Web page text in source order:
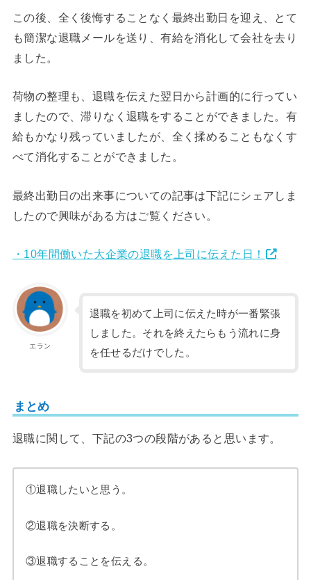
この後、全く後悔することなく最終出勤日を迎え、とて
も簡潔な退職メールを送り、有給を消化して会社を去り
ました。
荷物の整理も、退職を伝えた翌日から計画的に行ってい
ましたので、滞りなく退職をすることができました。有
給もかなり残っていましたが、全く揉めることもなくす
べて消化することができました。
最終出勤日の出来事についての記事は下記にシェアしま
したので興味がある方はご覧ください。
・10年間働いた大企業の退職を上司に伝えた日！
エラン
退職を初めて上司に伝えた時が一番緊張
しました。それを終えたらもう流れに身
を任せるだけでした。
まとめ
退職に関して、下記の3つの段階があると思います。
①退職したいと思う。
②退職を決断する。
③退職することを伝える。